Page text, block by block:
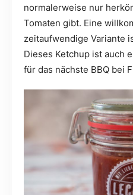
normalerweise nur
Tomaten gibt. Eine
zeitaufwendige Variante
Dieses Ketchup ist auch
für das nächste BBQ bei